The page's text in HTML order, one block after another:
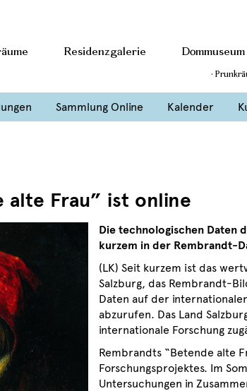
Residenzgalerie Dommuseum
·
Sammlung Online Kalender
alte Frau” ist online
Die technologischen Daten
kurzem in der Rembrandt-
(LK) Seit kurzem ist das
Salzburg, das Rembrandt-
Daten auf der
abzurufen. Das Land
internationale Forschung
Rembrandts “Betende alte
Forschungsprojektes. Im
Untersuchungen in